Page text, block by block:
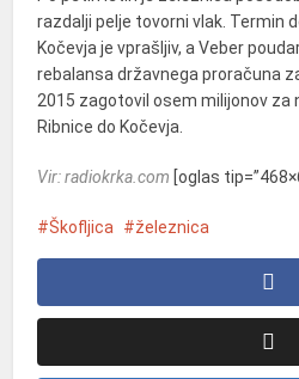
razdalji pelje tovorni vlak. Termin
Kočevja je vprašljiv, a Veber
rebalansa državnega proračuna
2015 zagotovil osem milijonov za
Ribnice do Kočevja.
Vir: radiokrka.com [oglas
Škofljica železnica